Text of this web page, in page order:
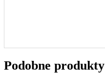
Podobne produkty